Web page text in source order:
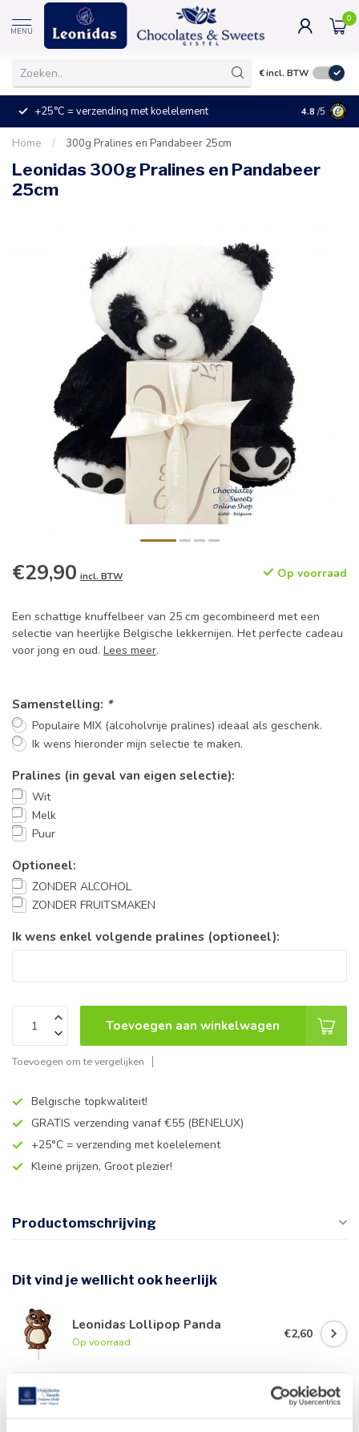
MENU
0
€incl. BTW
+25°C = verzending met koelelement Kleine
4.8 /5
Home / 300g Pralines en Pandabeer 25cm
Leonidas 300g Pralines en Pandabeer
25cm
€29,90 incl. BTW Op voorraad
Een schattige knuffelbeer van 25 cm gecombineerd met een
selectie van heerlijke Belgische lekkernijen. Het perfecte cadeau
voor jong en oud. Lees meer.
Samenstelling: *
Populaire MIX (alcoholvrije pralines) ideaal als geschenk.
Ik wens hieronder mijn selectie te maken.
Pralines (in geval van eigen selectie):
Wit
Melk
Puur
Optioneel:
ZONDER ALCOHOL
ZONDER FRUITSMAKEN
Ik wens enkel volgende pralines (optioneel):
Toevoegen aan winkelwagen
Toevoegen om te vergelijken
Belgische topkwaliteit!
GRATIS verzending vanaf €55 (BENELUX)
+25°C = verzending met koelelement
Kleine prijzen, Groot plezier!
Productomschrijving
Dit vind je wellicht ook heerlijk
Leonidas Lollipop Panda
Op voorraad
€2,60
€8,30